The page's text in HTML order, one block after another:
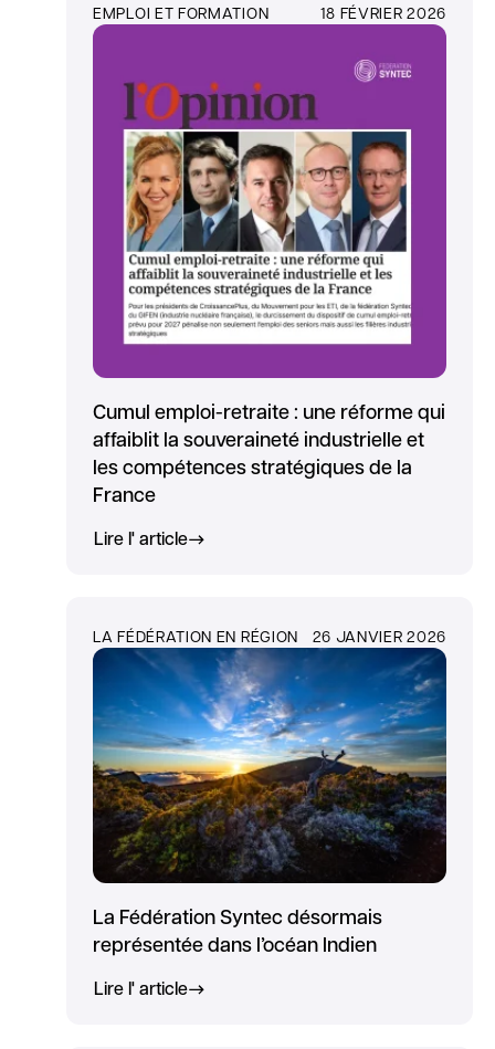
EMPLOI ET FORMATION 18 FÉVRIER 2026
Cumul emploi-retraite : une réforme qui
affaiblit la souveraineté industrielle et
les compétences stratégiques de la
France
Lire l' article
LA FÉDÉRATION EN RÉGION 26 JANVIER 2026
La Fédération Syntec désormais
représentée dans l’océan Indien
Lire l' article